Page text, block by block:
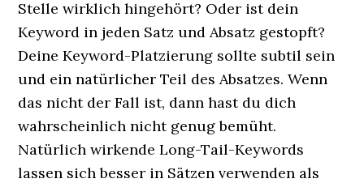
Stelle wirklich hingehört? Oder ist dein
Keyword in jeden Satz und Absatz gestopft?
Deine Keyword-Platzierung sollte subtil sein
und ein natürlicher Teil des Absatzes. Wenn
das nicht der Fall ist, dann hast du dich
wahrscheinlich nicht genug bemüht.
Natürlich wirkende Long-Tail-Keywords
lassen sich besser in Sätzen verwenden als